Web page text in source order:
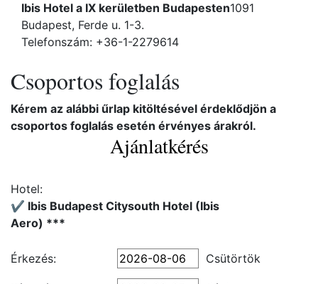
Ibis Hotel a IX kerületben Budapesten1091
Budapest, Ferde u. 1-3.
Telefonszám: +36-1-2279614
Csoportos foglalás
Kérem az alábbi űrlap kitöltésével érdeklődjön a
csoportos foglalás esetén érvényes árakról.
Ajánlatkérés
Hotel:
✔️ Ibis Budapest Citysouth Hotel (Ibis
Aero) ***
Érkezés: Csütörtök